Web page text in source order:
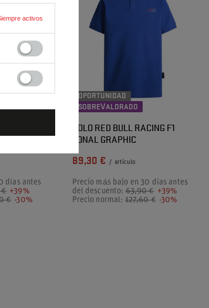
F1
días antes
€ +39%
€ -30%
OPORTUNIDAD
SOBREVALORADO
POLO RED BULL RACING F1
TONAL GRAPHIC
89,30 € / artículo
Precio más bajo en 30 días antes
del descuento:63,90 € +39%
Precio normal:127,60 € -30%
activos